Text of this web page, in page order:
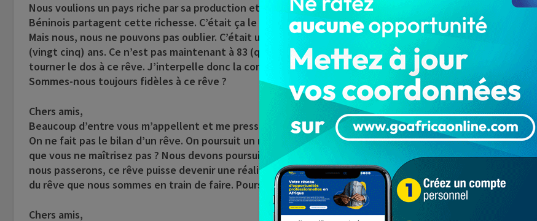
Nous voulions un pays riche par sa production et nous voulions que si nous obtenions la richesse, tous les
Béninois partagent cette richesse. C’était ça le rêve. Les jeunes ne savent pas que c’était ça notre rêve.
Mais nous, nous ne pouvons pas oublier. C’était un rêve que, pour ma part, je défends depuis l’âge de 25
(vingt cinq) ans. Ce n’est pas maintenant à 83 (quatre vingt trois) ans que je vais oublier ce rêve, que je vais
tourner le dos à ce rêve. J’interpelle donc la conscience de chacun d’entre vous. Nous avions fait un rêve.
Sommes-nous toujours fidèles à ce rêve ?
Chers amis,
Beaucoup d’entre vous m’appellent et me pressent de faire le bilan de notre rêve. Je leur réponds, non !
On ne fait pas le bilan d’un rêve. On poursuit un rêve. Comment voulez-vous faire le bilan de quelque chose
que vous ne maîtrisez pas ? Nous devons poursuivre notre rêve. Nous devons faire en sorte que partout où
nous passerons, ce rêve puisse devenir une réalité. C’est ça notre combat d’aujourd’hui. C’est la poursuite
du rêve que nous sommes en train de faire. Poursuivons notre rêve.
Chers amis,